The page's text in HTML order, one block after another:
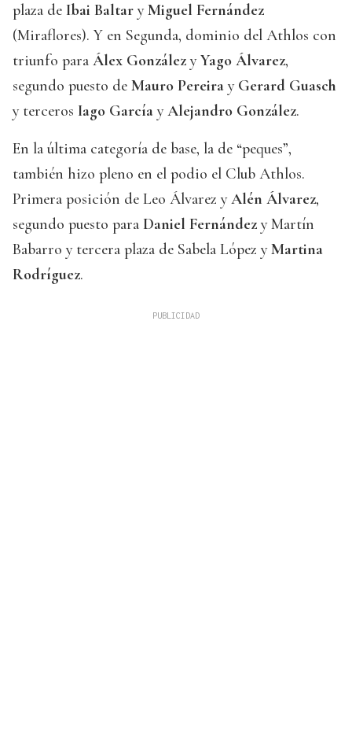
plaza de Ibai Baltar yMiguel Fernández
(Miraflores). Y en Segunda, dominio del Athlos con
triunfo para Álex González yYago Álvarez,
segundo puesto de Mauro Pereira y Gerard Guasch
y terceros Iago García yAlejandro González.
En la última categoría de base, la de “peques”,
también hizo pleno en el podio el Club Athlos.
Primera posición de Leo Álvarez yAlén Álvarez,
segundo puesto para Daniel Fernández y Martín
Babarro y tercera plaza de Sabela López yMartina
Rodríguez.